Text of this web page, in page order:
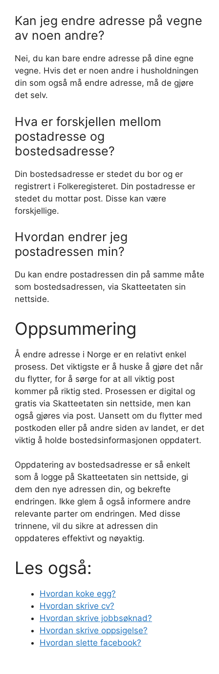
Kan jeg endre adresse på vegne
av noen andre?
Nei, du kan bare endre adresse på dine egne
vegne. Hvis det er noen andre i husholdningen
din som også må endre adresse, må de gjøre
det selv.
Hva er forskjellen mellom
postadresse og
bostedsadresse?
Din bostedsadresse er stedet du bor og er
registrert i Folkeregisteret. Din postadresse er
stedet du mottar post. Disse kan være
forskjellige.
Hvordan endrer jeg
postadressen min?
Du kan endre postadressen din på samme måte
som bostedsadressen, via Skatteetaten sin
nettside.
Oppsummering
Å endre adresse i Norge er en relativt enkel
prosess. Det viktigste er å huske å gjøre det når
du flytter, for å sørge for at all viktig post
kommer på riktig sted. Prosessen er digital og
gratis via Skatteetaten sin nettside, men kan
også gjøres via post. Uansett om du flytter med
postkoden eller på andre siden av landet, er det
viktig å holde bostedsinformasjonen oppdatert.
Oppdatering av bostedsadresse er så enkelt
som å logge på Skatteetaten sin nettside, gi
dem den nye adressen din, og bekrefte
endringen. Ikke glem å også informere andre
relevante parter om endringen. Med disse
trinnene, vil du sikre at adressen din
oppdateres effektivt og nøyaktig.
Les også:
Hvordan koke egg?
Hvordan skrive cv?
Hvordan skrive jobbsøknad?
Hvordan skrive oppsigelse?
Hvordan slette facebook?